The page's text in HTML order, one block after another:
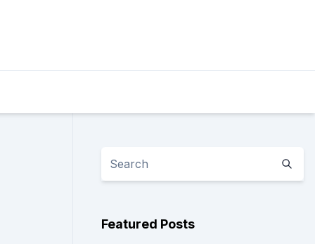
Featured Posts